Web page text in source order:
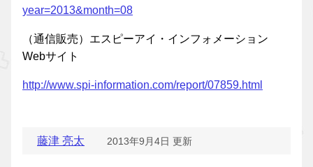
year=2013&month=08
（通信販売）エスピーアイ・インフォメーション
Webサイト
http://www.spi-information.com/report/07859.html
藤津 亮太 2013年9月4日 更新